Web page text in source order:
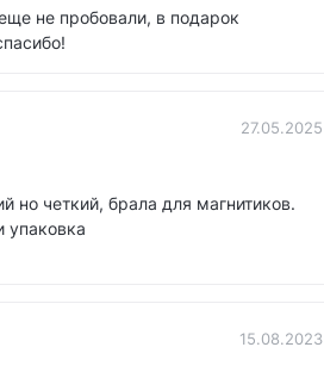
не пробовали, в подарок
27.05.2025
четкий, брала для магнитиков.
упаковка
15.08.2023